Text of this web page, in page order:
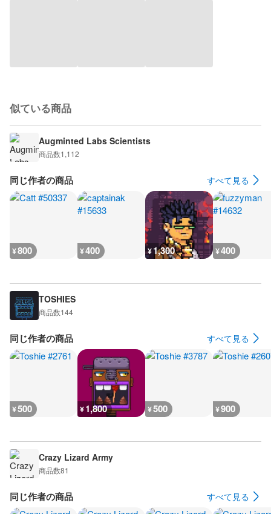
似ている商品
Augminted Labs Scientists
商品数1,112
同じ作者の商品 すべて見る
¥800 ¥400 ¥1,300 ¥400
TOSHIES
商品数144
同じ作者の商品 すべて見る
¥500 ¥1,800 ¥500 ¥900
Crazy Lizard Army
商品数81
同じ作者の商品 すべて見る